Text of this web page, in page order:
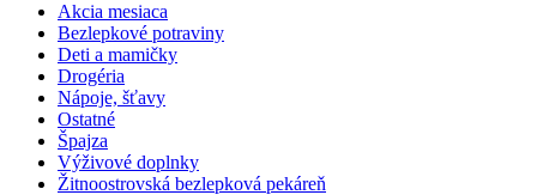
Akcia mesiaca
Bezlepkové potraviny
Deti a mamičky
Drogéria
Nápoje, šťavy
Ostatné
Špajza
Výživové doplnky
Žitnoostrovská bezlepková pekáreň